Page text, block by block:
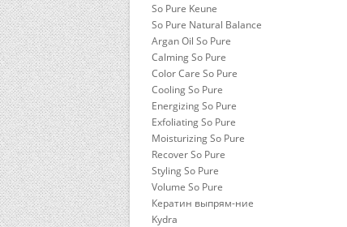
So Pure Keune
So Pure Natural Balance
Argan Oil So Pure
Calming So Pure
Color Care So Pure
Cooling So Pure
Energizing So Pure
Exfoliating So Pure
Moisturizing So Pure
Recover So Pure
Styling So Pure
Volume So Pure
Кератин выпрям-ние
Kydra